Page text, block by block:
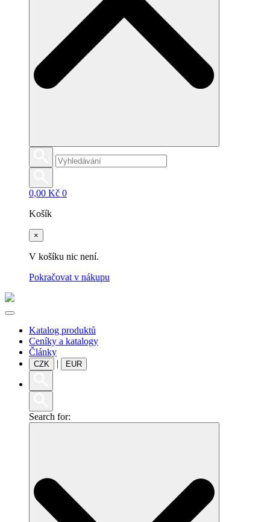
0,00 Kč 0
Košík
×
V košíku nic není.
Pokračovat v nákupu
Katalog produktů
Ceníky a katalogy
Články
CZK | EUR
Search for: